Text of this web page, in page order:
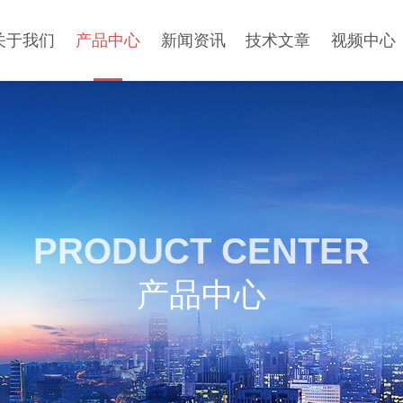
于我们 产品中心 新闻资讯 技术文章 视频中心
PRODUCT CENTER
产品中心